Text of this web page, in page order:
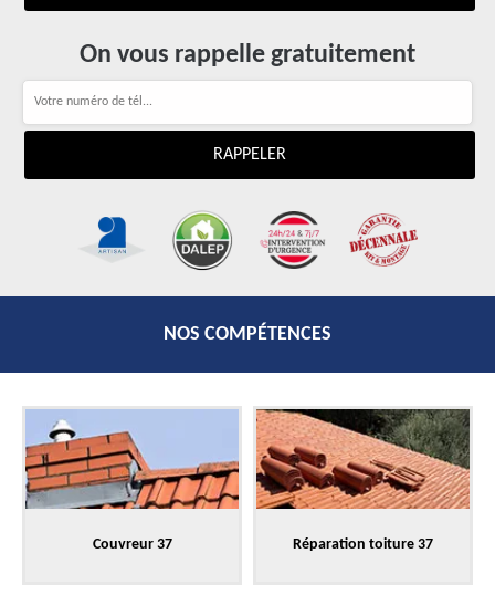
On vous rappelle gratuitement
NOS COMPÉTENCES
Couvreur 37 Réparation toiture 37